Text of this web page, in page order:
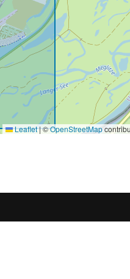
Leaflet|©OpenStreetMap